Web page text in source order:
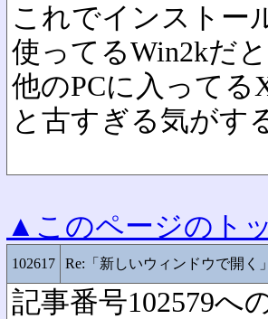
これでインストー
使ってるWin2kだ
他のPCに入ってる
と古すぎる気がす
▲このページのト
102617 Re:「新しいウィンドウで開く
記事番号102579へ